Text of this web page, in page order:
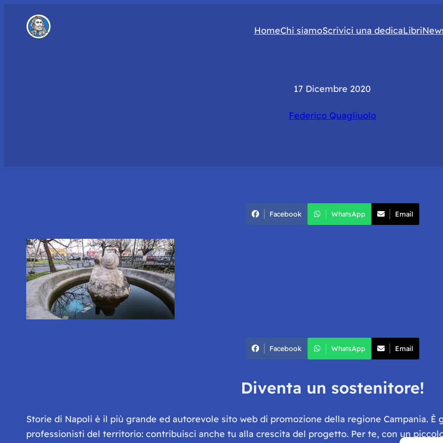
HomeChi siamoScrivici una dedicaLibri
17 Dicembre 2020
Federico Quagliuolo
Facebook WhatsApp Email
Facebook WhatsApp Email
Diventa un sostenitore!
Storie di Napoli è il più grande ed autorevole sito web di promozione della regione Campania.
professionisti del territorio: contribuisci anche tu alla crescita del progetto. Per te, con un